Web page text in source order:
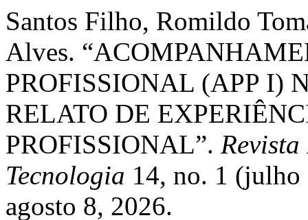
Santos Filho, Romildo
Alves.
PROFISSIONAL (APP I)
RELATO DE
PROFISSIONAL”.
Tecnologia 14, no. 1 (julho
agosto 8, 2026.